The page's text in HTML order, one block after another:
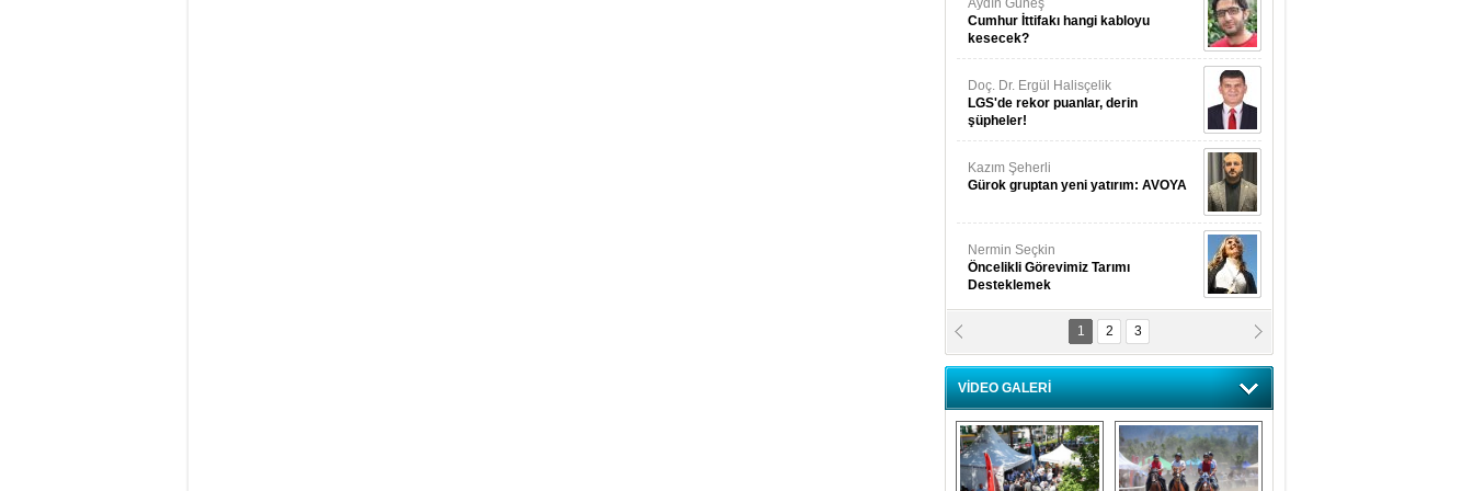
Aydın Güneş
Cumhur İttifakı hangi kabloyu
kesecek?
Doç. Dr. Ergül Halisçelik
LGS'de rekor puanlar, derin
şüpheler!
Kazım Şeherli
Gürok gruptan yeni yatırım: AVOYA
Nermin Seçkin
Öncelikli Görevimiz Tarımı
Desteklemek
Nilüfer Menekli Buzcular
Siz Hiç Kelebeklerin Sesini
Duydunuz Mu?
1 2 3
VİDEO GALERİ